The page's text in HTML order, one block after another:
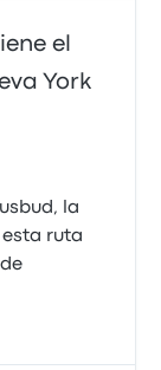
el
York
la
ruta